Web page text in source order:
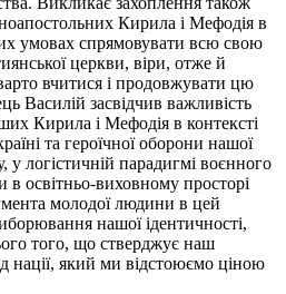
Кирила і Мефодія в
умовах спрямовувати всю свою
церкви, віри, отже й
вчитися і продовжувати цю
Василій засвідчив важливість
Кирила і Мефодія в контексті
та героїчної оборони нашої
у логістичній парадигмі воєнного
в освітньо-виховному просторі
молодої людини в цей
нашої ідентичності,
того, що стверджує наш
нації, який ми відстоюємо ціною